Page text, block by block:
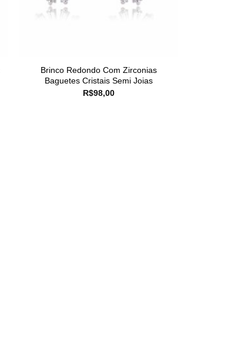
Brinco Redondo Com Zirconias
Baguetes Cristais Semi Joias
R$98,00